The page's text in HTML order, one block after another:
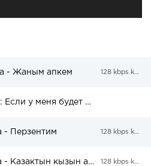
- Жаным апкем 128 kbps kbps
Жазира Баирбекова: Если у меня будет невеста, ее будет воспитывать мама
- Перзентим 128 kbps kbps
Лаззат Байырбекова - Казактын кызын аяла 128 kbps kbps